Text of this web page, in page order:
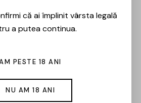
atât pentru pasionați, cât
și simplu să petreacă o seară
descopere băuturi noi și să
sau producătorii din
de Drinks Hub și rezervă
că ai împlinit vârsta legală
a putea continua.
PESTE 18 ANI
NU AM 18 ANI